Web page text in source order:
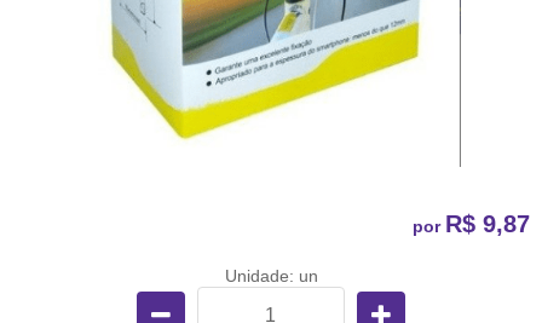
por R$ 9,87
Unidade: un